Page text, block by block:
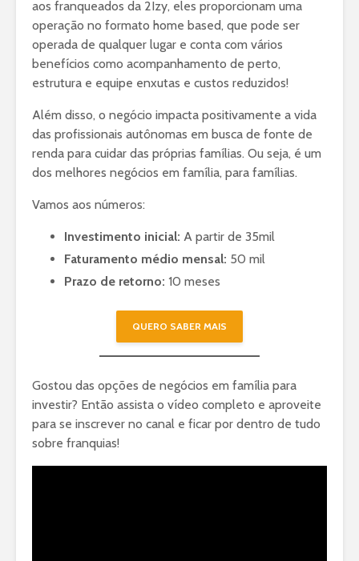
aos franqueados da 2Izy, eles proporcionam uma
operação no formato home based, que pode ser
operada de qualquer lugar e conta com vários
benefícios como acompanhamento de perto,
estrutura e equipe enxutas e custos reduzidos!
Além disso, o negócio impacta positivamente a vida
das profissionais autônomas em busca de fonte de
renda para cuidar das próprias famílias. Ou seja, é um
dos melhores negócios em família, para famílias.
Vamos aos números:
Investimento inicial: A partir de 35mil
Faturamento médio mensal: 50 mil
Prazo de retorno: 10 meses
QUERO SABER MAIS
Gostou das opções de negócios em família para
investir? Então assista o vídeo completo e aproveite
para se inscrever no canal e ficar por dentro de tudo
sobre franquias!